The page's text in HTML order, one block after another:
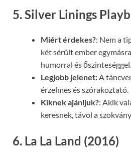
5. Silver Linings
Miért érdekes?: Nem a
két sérült ember
humorral és őszinteséggel.
Legjobb jelenet: A
érzelmes és szórakoztató.
Kiknek ajánljuk?: Akik
keresnek, távol a
6. La La Land (2016)